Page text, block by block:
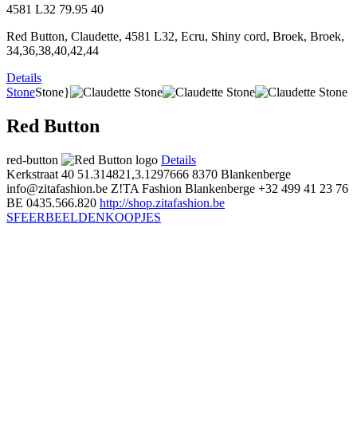
4581 L32 79.95 40
Red Button, Claudette, 4581 L32, Ecru, Shiny cord, Broek, Broek,
34,36,38,40,42,44
Details
StoneStone}
Red Button
red-button
Details
Kerkstraat 40 51.314821,3.1297666 8370 Blankenberge
info@zitafashion.be Z!TA Fashion Blankenberge +32 499 41 23 76
BE 0435.566.820 http://shop.zitafashion.be
SFEERBEELDENKOOPJES